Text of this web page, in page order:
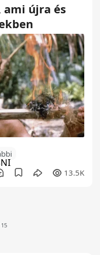
újra és
13.5K
15